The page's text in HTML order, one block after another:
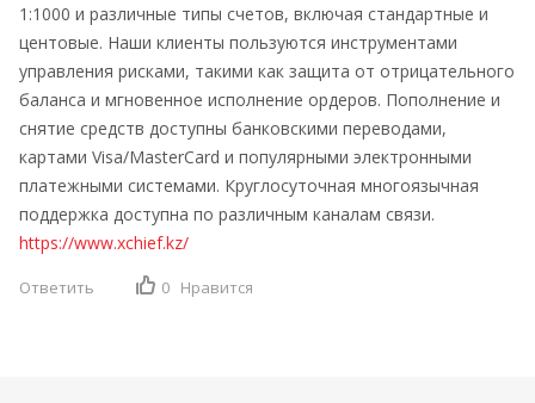
1:1000 и различные типы счетов, включая стандартные и
центовые. Наши клиенты пользуются инструментами
управления рисками, такими как защита от отрицательного
баланса и мгновенное исполнение ордеров. Пополнение и
снятие средств доступны банковскими переводами,
картами Visa/MasterCard и популярными электронными
платежными системами. Круглосуточная многоязычная
поддержка доступна по различным каналам связи.
https://www.xchief.kz/
Ответить 0 Нравится